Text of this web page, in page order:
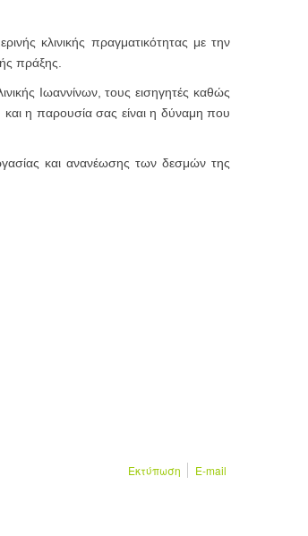
κλινικής πραγματικότητας με την
πράξης.
Ιωαννίνων, τους εισηγητές καθώς
η παρουσία σας είναι η δύναμη που
και ανανέωσης των δεσμών της
Εκτύπωση E-mail